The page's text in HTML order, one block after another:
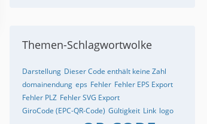
Themen-Schlagwortwolke
Darstellung Dieser Code enthält keine Zahl
domainendung eps Fehler Fehler EPS Export
Fehler PLZ Fehler SVG Export
GiroCode (EPC-QR-Code) Gültigkeit Link logo